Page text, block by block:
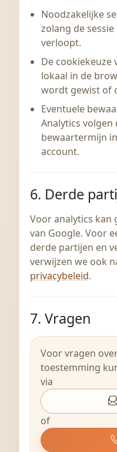
Noodzakelijke
zolang de
verloopt.
De
lokaal in de
wordt gewist of
Eventuele
Analytics volgen
bewaartermijn
account.
6. Derde
Voor analytics
van Google. Voor
derde partijen en
verwijzen we ook
privacybeleid.
7. Vragen
Voor vragen
toestemming
via
of